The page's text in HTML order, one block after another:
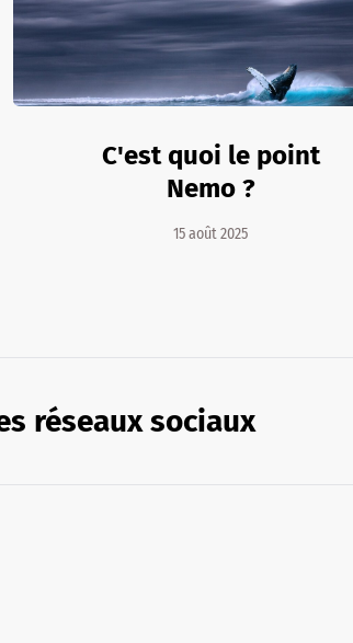
C'est quoi le point
Nemo ?
15 août 2025
réseaux sociaux